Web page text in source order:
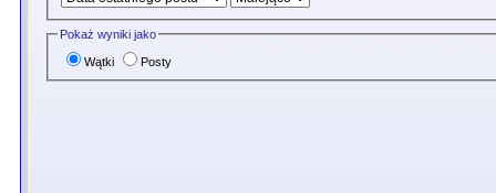
Pokaż wyniki jako
Wątki Posty